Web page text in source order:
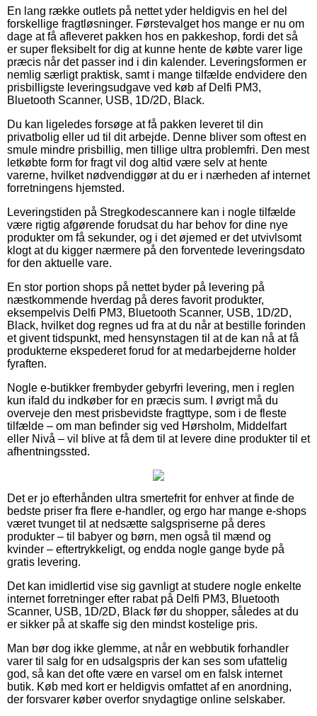
En lang række outlets på nettet yder heldigvis en hel del
forskellige fragtløsninger. Førstevalget hos mange er nu om
dage at få afleveret pakken hos en pakkeshop, fordi det så
er super fleksibelt for dig at kunne hente de købte varer lige
præcis når det passer ind i din kalender. Leveringsformen er
nemlig særligt praktisk, samt i mange tilfælde endvidere den
prisbilligste leveringsudgave ved køb af Delfi PM3,
Bluetooth Scanner, USB, 1D/2D, Black.
Du kan ligeledes forsøge at få pakken leveret til din
privatbolig eller ud til dit arbejde. Denne bliver som oftest en
smule mindre prisbillig, men tillige ultra problemfri. Den mest
letkøbte form for fragt vil dog altid være selv at hente
varerne, hvilket nødvendiggør at du er i nærheden af internet
forretningens hjemsted.
Leveringstiden på Stregkodescannere kan i nogle tilfælde
være rigtig afgørende forudsat du har behov for dine nye
produkter om få sekunder, og i det øjemed er det utvivlsomt
klogt at du kigger nærmere på den forventede leveringsdato
for den aktuelle vare.
En stor portion shops på nettet byder på levering på
næstkommende hverdag på deres favorit produkter,
eksempelvis Delfi PM3, Bluetooth Scanner, USB, 1D/2D,
Black, hvilket dog regnes ud fra at du når at bestille forinden
et givent tidspunkt, med hensynstagen til at de kan nå at få
produkterne ekspederet forud for at medarbejderne holder
fyraften.
Nogle e-butikker frembyder gebyrfri levering, men i reglen
kun ifald du indkøber for en præcis sum. I øvrigt må du
overveje den mest prisbevidste fragttype, som i de fleste
tilfælde – om man befinder sig ved Hørsholm, Middelfart
eller Nivå – vil blive at få dem til at levere dine produkter til et
afhentningssted.
Det er jo efterhånden ultra smertefrit for enhver at finde de
bedste priser fra flere e-handler, og ergo har mange e-shops
været tvunget til at nedsætte salgspriserne på deres
produkter – til babyer og børn, men også til mænd og
kvinder – eftertrykkeligt, og endda nogle gange byde på
gratis levering.
Det kan imidlertid vise sig gavnligt at studere nogle enkelte
internet forretninger efter rabat på Delfi PM3, Bluetooth
Scanner, USB, 1D/2D, Black før du shopper, således at du
er sikker på at skaffe sig den mindst kostelige pris.
Man bør dog ikke glemme, at når en webbutik forhandler
varer til salg for en udsalgspris der kan ses som ufattelig
god, så kan det ofte være en varsel om en falsk internet
butik. Køb med kort er heldigvis omfattet af en anordning,
der forsvarer køber overfor snydagtige online selskaber.